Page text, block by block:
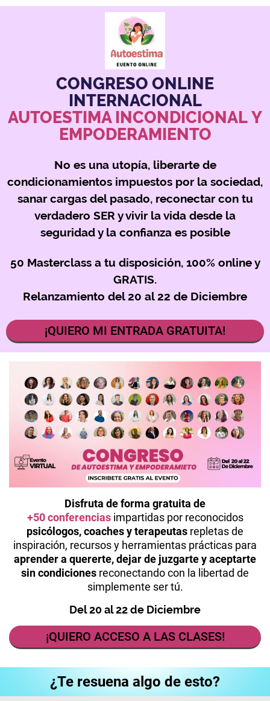
CONGRESO ONLINE
INTERNACIONAL
AUTOESTIMA INCONDICIONAL Y
EMPODERAMIENTO
No es una utopía, liberarte de
condicionamientos impuestos por la sociedad,
sanar cargas del pasado, reconectar con tu
verdadero SER y vivir la vida desde la
seguridad y la confianza es posible
50 Masterclass a tu disposición, 100% online y
GRATIS.
Relanzamiento del 20 al 22 de Diciembre
¡QUIERO MI ENTRADA GRATUITA!
Disfruta de forma gratuita de
+50 conferenciasimpartidas por reconocidos
psicólogos, coaches y terapeutas repletas de
inspiración, recursos y herramientas prácticas para
aprender a quererte, dejar de juzgarte y aceptarte
sin condiciones reconectando con la libertad de
simplemente ser tú.
Del 20 al 22 de Diciembre
¡QUIERO ACCESO A LAS CLASES!
¿Te resuena algo de esto?